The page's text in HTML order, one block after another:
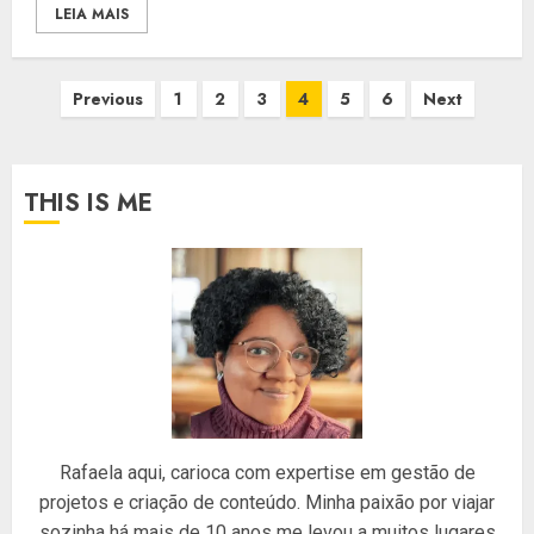
LEIA MAIS
Paginação
Previous 1 2 3 4 5 6 Next
THIS IS ME
Rafaela aqui, carioca com expertise em gestão de
projetos e criação de conteúdo. Minha paixão por viajar